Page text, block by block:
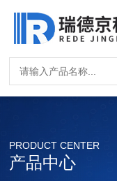
PRODUCT CENTER
产品中心